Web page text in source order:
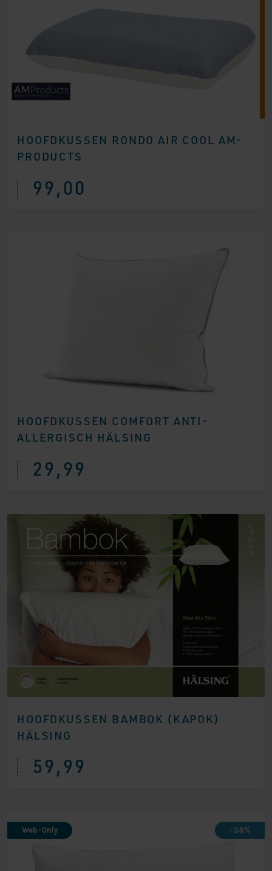
HOOFDKUSSEN RONDO AIR COOL AM-
PRODUCTS
99,00
HOOFDKUSSEN COMFORT ANTI-
ALLERGISCH HÄLSING
29,99
HOOFDKUSSEN BAMBOK (KAPOK)
HÄLSING
59,99
Web-Only -38%